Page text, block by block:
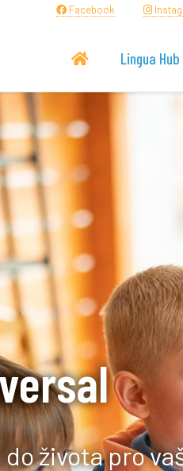
Facebook
Lingua Hub
života pro